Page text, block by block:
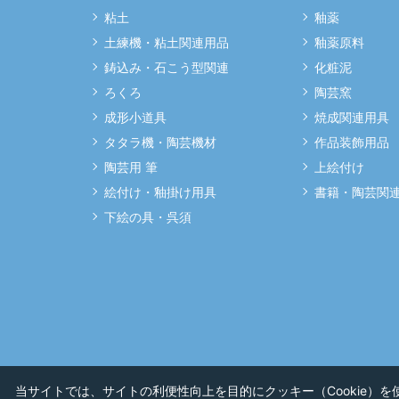
粘土
土練機・粘土関連用品
鋳込み・石こう型関連
ろくろ
成形小道具
タタラ機・陶芸機材
陶芸用 筆
絵付け・釉掛け用具
下絵の具・呉須
釉薬
釉薬原料
化粧泥
陶芸窯
焼成関連用具
作品装飾用品
上絵付け
書籍・陶芸関
当サイトでは、サイトの利便性向上を目的にクッキー（Cookie）を